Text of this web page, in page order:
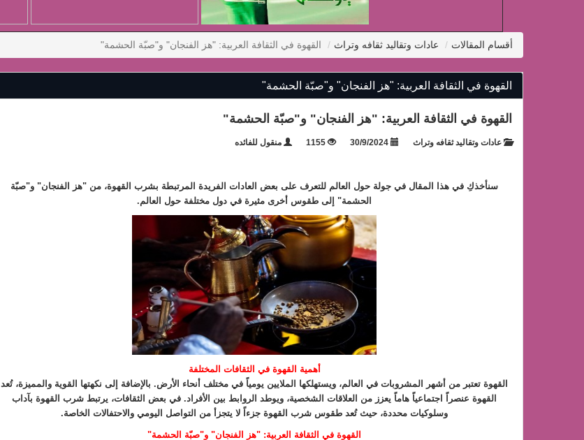
أقسام المقالات عادات وتقاليد ثقافه وتراث القهوة في الثقافة العربية: "هز الفنجان" و"صبّة الحشمة"
القهوة في الثقافة العربية: "هز الفنجان" و"صبّة الحشمة"
القهوة في الثقافة العربية: "هز الفنجان" و"صبّة الحشمة"
عادات وتقاليد ثقافه وتراث 1155 منقول للفائده
سنأخذكِ في هذا المقال في جولة حول العالم للتعرف على بعض العادات الفريدة المرتبطة بشرب القهوة، من "هز الفنجان" و"صبّة
الحشمة" إلى طقوس أخرى مثيرة في دول مختلفة حول العالم.
أهمية القهوة في الثقافات المختلفة
القهوة تعتبر من أشهر المشروبات في العالم، ويستهلكها الملايين يومياً في مختلف أنحاء الأرض. بالإضافة إلى نكهتها القوية والمميزة، تُعد
القهوة عنصراً اجتماعياً هاماً يعزز من العلاقات الشخصية، ويوطد الروابط بين الأفراد. في بعض الثقافات، يرتبط شرب القهوة بآداب
وسلوكيات محددة، حيث تُعد طقوس شرب القهوة جزءاً لا يتجزأ من التواصل اليومي والاحتفالات الخاصة.
القهوة في الثقافة العربية: "هز الفنجان" و"صبّة الحشمة"